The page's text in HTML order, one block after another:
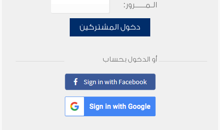
الـمـــــرور:
دخول المشتركين
أو الدخول بحساب